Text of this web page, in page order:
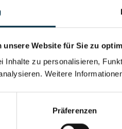
unsere Website für Sie zu
Inhalte zu personalisieren,
Weitere
Präferenzen